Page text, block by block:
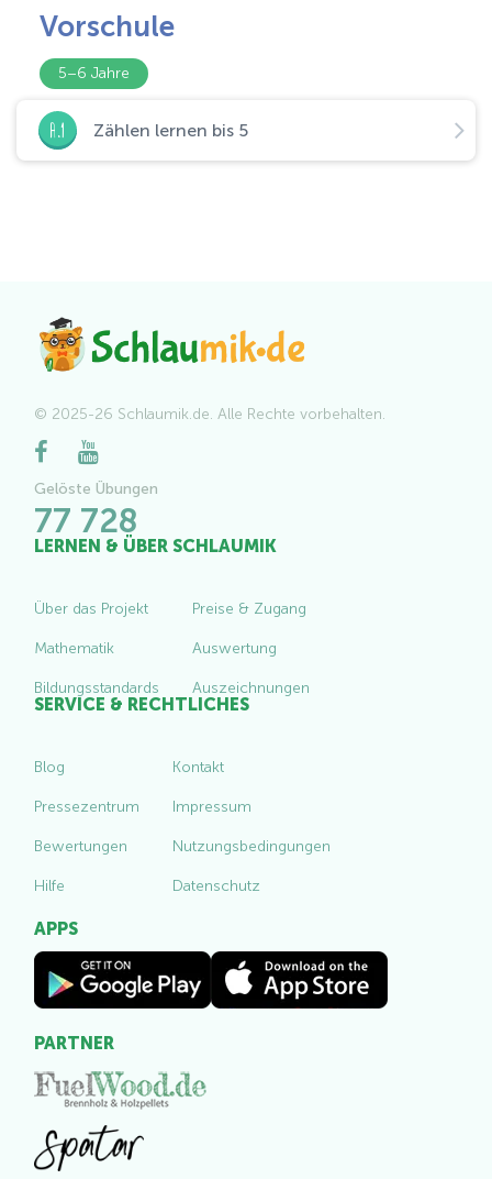
Vorschule
5–6 Jahre
A.1 Zählen lernen bis 5
© 2025-26 Schlaumik.de. Alle Rechte vorbehalten.
Gelöste Übungen
77 728
LERNEN & ÜBER SCHLAUMIK
Über das Projekt
Mathematik
Bildungsstandards
Preise & Zugang
Auswertung
Auszeichnungen
SERVICE & RECHTLICHES
Blog
Pressezentrum
Bewertungen
Hilfe
Kontakt
Impressum
Nutzungsbedingungen
Datenschutz
APPS
PARTNER